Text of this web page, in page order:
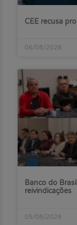
CEE recusa
06/08/2026
Banco do
reivindicações
05/08/2026